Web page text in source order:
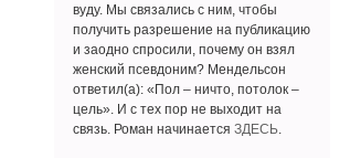
вуду. Мы связались с ним, чтобы
получить разрешение на публикацию
и заодно спросили, почему он взял
женский псевдоним? Мендельсон
ответил(а): «Пол – ничто, потолок –
цель». И с тех пор не выходит на
связь. Роман начинается ЗДЕСЬ.